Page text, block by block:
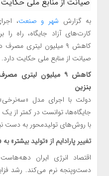
به گزارش شهر و صنعت،
کارت‌های آزاد جایگاه، راه
کاهش ۹ میلیون لیتری
صیانت از منابع ملی حکایت دارد.
کاهش ۹ میلیون
بنزین
دولت با اجرای مدل
جایگاه‌ها، توانست در کمتر از
با روش‌های تولیدمحور به دست
تغییر پارادایم از «تولید
اقتصاد انرژی ایران
دست‌وپنجه نرم می‌کند. رشد